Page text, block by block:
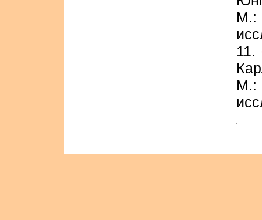
М.:
11.
М.: